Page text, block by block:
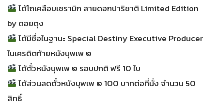
ได้โถเคลือบเซรามิก ลายดอกปาริชาติ Limited Edition
by ดอยตุง
ได้มีชื่อในฐานะ Special Destiny Executive Producer
ในเครดิตท้ายหนังบุพเพ ๒
ได้ตั๋วหนังบุพเพ ๒ รอบปกติ ฟรี 10 ใบ
ได้ส่วนลดตั๋วหนังบุพเพ ๒ 100 บาทต่อที่นั่ง จำนวน 50
สิทธิ์